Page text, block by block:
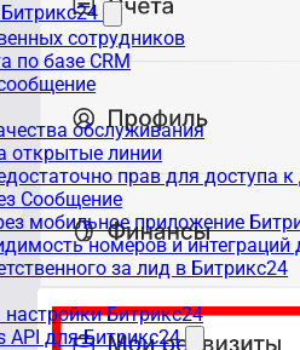
сотрудников
по базе CRM
обслуживания
открытые линии
прав для доступа
Сообщение
мобильное приложение
номеров и
за лид в Битрикс24
Битрикс24
API для Битрикс24